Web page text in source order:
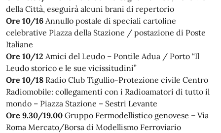
della Città, eseguirà alcuni brani di repertorio
Ore 10/16 Annullo postale di speciali cartoline
celebrative Piazza della Stazione / postazione di Poste
Italiane
Ore 10/12 Amici del Leudo – Pontile Adua / Porto “Il
Leudo storico e le sue vicissitudini”
Ore 10/18 Radio Club Tigullio-Protezione civile Centro
Radiomobile: collegamenti con i Radioamatori di tutto il
mondo – Piazza Stazione – Sestri Levante
Ore 9.30/19.00 Gruppo Fermodellistico genovese – Via
Roma Mercato/Borsa di Modellismo Ferroviario